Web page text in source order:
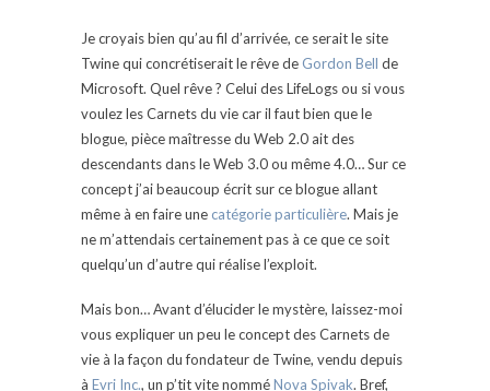
Je croyais bien qu’au fil d’arrivée, ce serait le site
Twine qui concrétiserait le rêve de Gordon Bell de
Microsoft. Quel rêve ? Celui des LifeLogs ou si vous
voulez les Carnets du vie car il faut bien que le
blogue, pièce maîtresse du Web 2.0 ait des
descendants dans le Web 3.0 ou même 4.0… Sur ce
concept j’ai beaucoup écrit sur ce blogue allant
même à en faire une catégorie particulière. Mais je
ne m’attendais certainement pas à ce que ce soit
quelqu’un d’autre qui réalise l’exploit.
Mais bon… Avant d’élucider le mystère, laissez-moi
vous expliquer un peu le concept des Carnets de
vie à la façon du fondateur de Twine, vendu depuis
à Evri Inc., un p’tit vite nomméNova Spivak. Bref,